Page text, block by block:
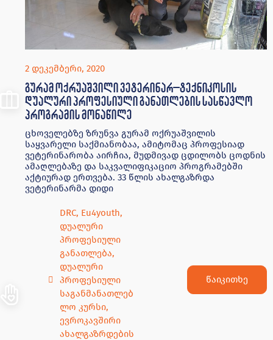
2 დეკემბერი, 2020
გურამ ოქრუაშვილი ვეტერინარ–ტექნიკოსის
დუალური პროფესიული განათლების სასწავლო
პროგრამის მონაწილე
ცხოველებზე ზრუნვა გურამ ოქრუაშვილის
საყვარელი საქმიანობაა, ამიტომაც პროფესიად
ვეტერინარობა აირჩია, მუდმივად ცდილობს ცოდნის
ამაღლებაზე და საკვალიფიკაციო პროგრამებში
აქტიურად ერთვება. 33 წლის ახალგაზრდა
ვეტერინარმა დიდი
DRC, Eu4youth,
დუალური
პროფესიული
განათლება,
დუალური
პროფესიული
საგანმანათლებ
ლო კურსი,
ევროკავშირი
ახალგაზრდების
წაიკითხე